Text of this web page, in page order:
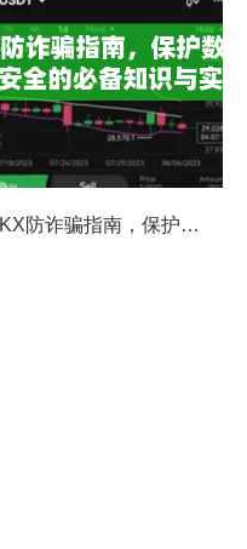
OKX防诈骗指南，保护数字资产安全的必备知识与实战问答